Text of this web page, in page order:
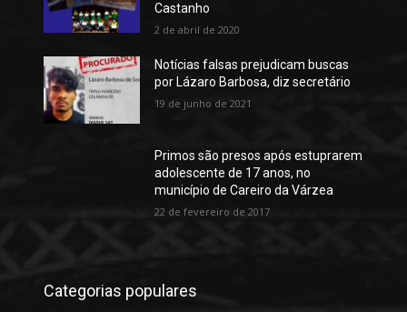
Castanho
2 de abril de 2020
Notícias falsas prejudicam buscas
por Lázaro Barbosa, diz secretário
19 de junho de 2021
Primos são presos após estuprarem
adolescente de 17 anos, no
município de Careiro da Várzea
22 de fevereiro de 2017
Categorias populares